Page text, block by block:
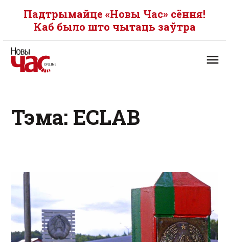
Падтрымайце «Новы Час» сёння!
Каб было што чытаць заўтра
Тэма: ECLAB